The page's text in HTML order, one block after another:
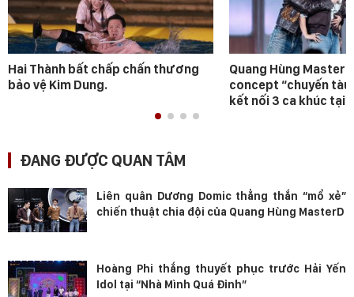
Hai Thành bất chấp chấn thương
bảo vệ Kim Dung.
Quang Hùng
concept “chuyến tàu
kết nối 3 ca khúc tại
ĐANG ĐƯỢC QUAN TÂM
Liên quân Dương Domic thẳng thắn “mổ xẻ”
chiến thuật chia đội của Quang Hùng MasterD
Hoàng Phi thắng thuyết phục trước Hải Yến
Idol tại “Nhà Mình Quá Đỉnh”